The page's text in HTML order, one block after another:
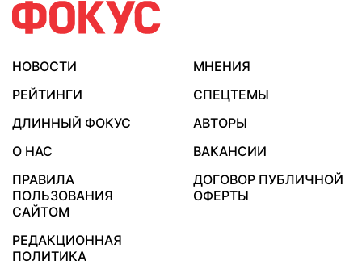
НОВОСТИ
МНЕНИЯ
РЕЙТИНГИ
СПЕЦТЕМЫ
ДЛИННЫЙ ФОКУС
АВТОРЫ
О НАС
ВАКАНСИИ
ПРАВИЛА
ПОЛЬЗОВАНИЯ
САЙТОМ
ДОГОВОР ПУБЛИЧНОЙ
ОФЕРТЫ
РЕДАКЦИОННАЯ
ПОЛИТИКА